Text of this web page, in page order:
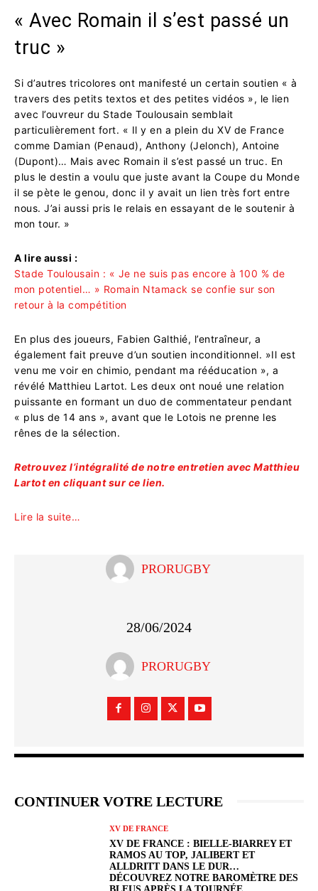
« Avec Romain il s’est passé un
truc »
Si d’autres tricolores ont manifesté un certain soutien « à
travers des petits textos et des petites vidéos », le lien
avec l’ouvreur du Stade Toulousain semblait
particulièrement fort. « Il y en a plein du XV de France
comme Damian (Penaud), Anthony (Jelonch), Antoine
(Dupont)… Mais avec Romain il s’est passé un truc. En
plus le destin a voulu que juste avant la Coupe du Monde
il se pète le genou, donc il y avait un lien très fort entre
nous. J’ai aussi pris le relais en essayant de le soutenir à
mon tour. »
A lire aussi :
Stade Toulousain : « Je ne suis pas encore à 100 % de
mon potentiel… » Romain Ntamack se confie sur son
retour à la compétition
En plus des joueurs, Fabien Galthié, l’entraîneur, a
également fait preuve d’un soutien inconditionnel. »Il est
venu me voir en chimio, pendant ma rééducation », a
révélé Matthieu Lartot. Les deux ont noué une relation
puissante en formant un duo de commentateur pendant
« plus de 14 ans », avant que le Lotois ne prenne les
rênes de la sélection.
Retrouvez l’intégralité de notre entretien avec Matthieu
Lartot en cliquant sur ce lien.
Lire la suite…
PRORUGBY
28/06/2024
PRORUGBY
CONTINUER VOTRE LECTURE
XV DE FRANCE
XV DE FRANCE : BIELLE-BIARREY ET
RAMOS AU TOP, JALIBERT ET
ALLDRITT DANS LE DUR…
DÉCOUVREZ NOTRE BAROMÈTRE DES